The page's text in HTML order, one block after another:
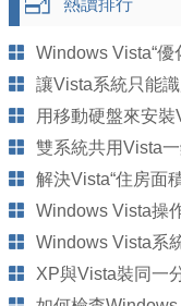
熱讀排行
Windows Vista“優
讓Vista系統只能
用移動硬盤來安
雙系統共用Vista
解決Vista“住房面
Windows Vista操
Windows Vista系
XP與Vista裝同一